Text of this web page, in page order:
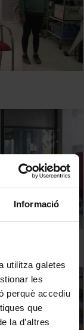
Informació
utilitza galetes
les
perquè accediu
que
la d’altres